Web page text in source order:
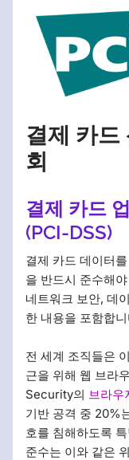
결제 카드
회
결제 카드
(PCI-DSS)
결제 카드 데이터
을 반드시 준수해
네트워크 보안, 데
한 내용을 포함합
전 세계 조직들은
근을 위해 웹 브라
Security의 브라우
기반 공격 중 20%
호를 침해하도록
준수는 이와 같은